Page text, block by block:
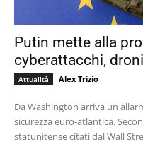
Putin mette alla
cyberattacchi, droni
Attualità Alex Trizio
Da Washington arriva un
sicurezza euro-atlantica.
statunitense citati dal Wall